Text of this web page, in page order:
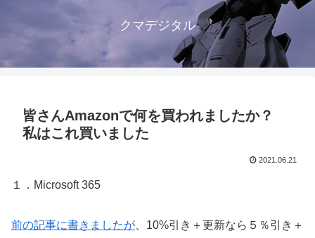
クマデジタル
皆さんAmazonで何を買われましたか？
私はこれ買いました
2021.06.21
１．Microsoft 365
前の記事に書きましたが 、10%引き＋更新なら５％引き＋